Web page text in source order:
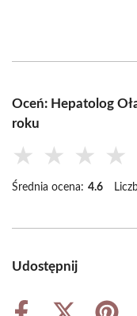
Oceń: Hepatolog
roku
★ ★ ★ ★
Średnia ocena: 4.6
Udostępnij